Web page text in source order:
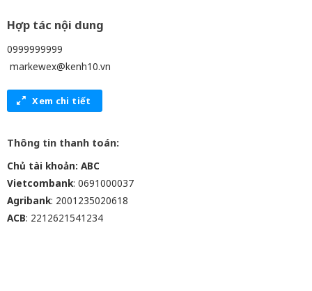
Hợp tác nội dung
0999999999
markewex@kenh10.vn
Xem chi tiết
Thông tin thanh toán:
Chủ tài khoản: ABC
Vietcombank: 0691000037
Agribank: 2001235020618
ACB: 2212621541234